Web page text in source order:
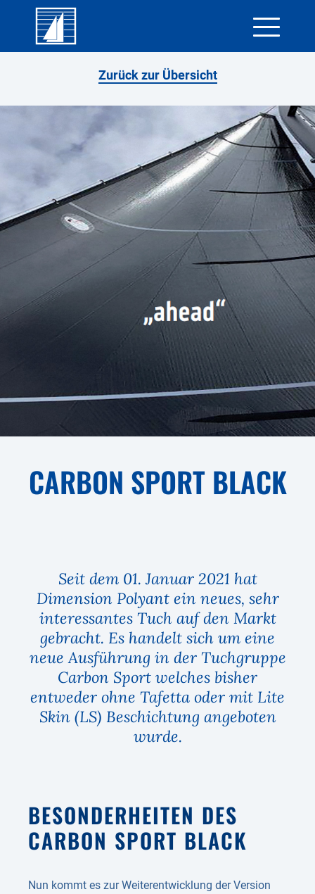
Zurück zur Übersicht
CARBON SPORT BLACK
Seit dem 01. Januar 2021 hat
Dimension Polyant ein neues, sehr
interessantes Tuch auf den Markt
gebracht. Es handelt sich um eine
neue Ausführung in der Tuchgruppe
Carbon Sport welches bisher
entweder ohne Tafetta oder mit Lite
Skin (LS) Beschichtung angeboten
wurde.
BESONDERHEITEN DES
CARBON SPORT BLACK
Nun kommt es zur Weiterentwicklung der Version